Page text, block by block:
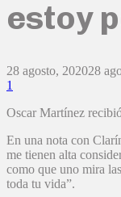
estoy
28 agosto, 202028
1
Oscar Martínez
En una nota con
me tienen alta
como que uno mira
toda tu vida”.